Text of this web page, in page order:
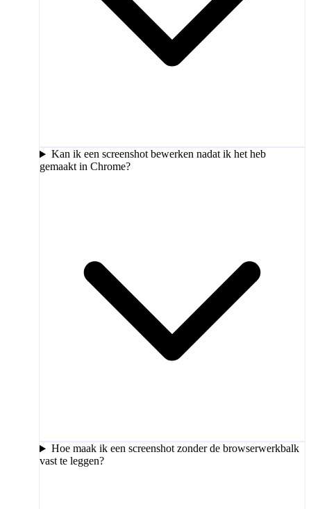
Kan ik een screenshot bewerken nadat ik het heb
gemaakt in Chrome?
Hoe maak ik een screenshot zonder de browserwerkbalk
vast te leggen?